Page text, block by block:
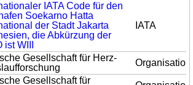
IATA Code für den
Soekarno Hatta
der Stadt Jakarta
die Abkürzung der
ist WIII
IATA
Gesellschaft für Herz-
Organisation
Gesellschaft für